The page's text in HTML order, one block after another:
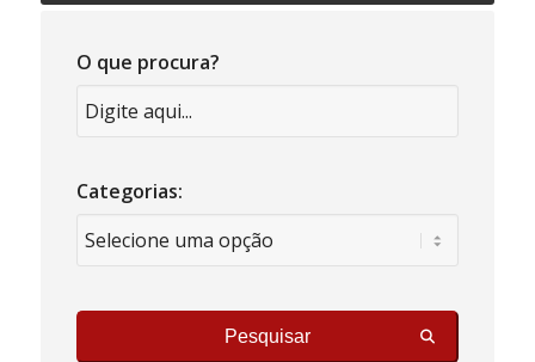
O que procura?
Categorias:
Pesquisar